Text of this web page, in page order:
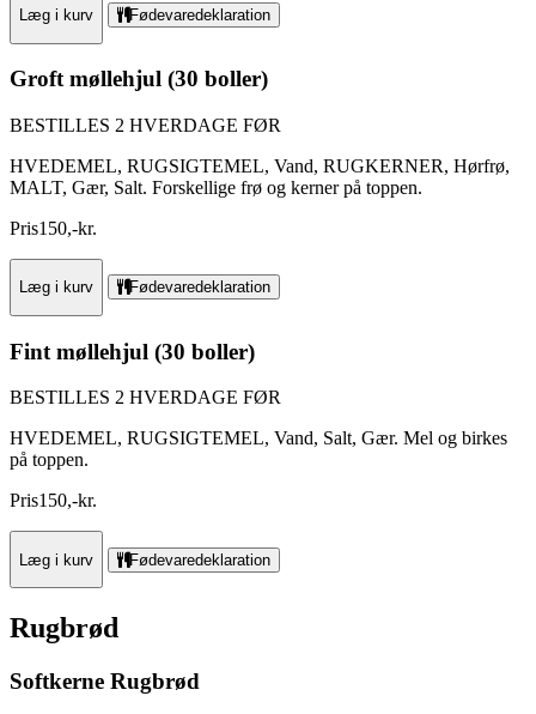
Læg i kurv Fødevaredeklaration
Groft møllehjul (30 boller)
BESTILLES 2 HVERDAGE FØR
HVEDEMEL, RUGSIGTEMEL, Vand, RUGKERNER, Hørfrø,
MALT, Gær, Salt. Forskellige frø og kerner på toppen.
Pris150,-kr.
Læg i kurv Fødevaredeklaration
Fint møllehjul (30 boller)
BESTILLES 2 HVERDAGE FØR
HVEDEMEL, RUGSIGTEMEL, Vand, Salt, Gær. Mel og birkes
på toppen.
Pris150,-kr.
Læg i kurv Fødevaredeklaration
Rugbrød
Softkerne Rugbrød